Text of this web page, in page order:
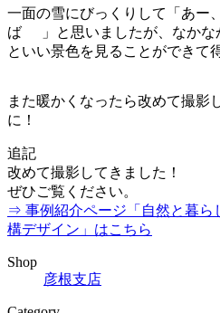
一面の雪にびっくりして「あー
ば
」と思いましたが、なか
といい景色を見ることができて
また暖かくなったら改めて撮影
に！
追記
改めて撮影してきました！
ぜひご覧ください。
⇒ 事例紹介ページ「自然と暮ら
構デザイン」はこちら
Shop
彦根支店